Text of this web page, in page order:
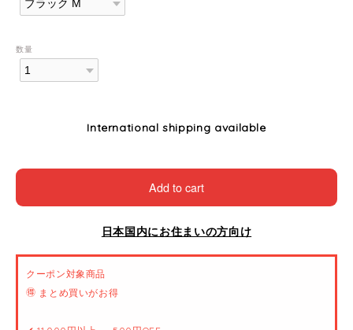
数量
International shipping available
Add to cart
日本国内にお住まいの方向け
クーポン対象商品
🉐 まとめ買いがお得